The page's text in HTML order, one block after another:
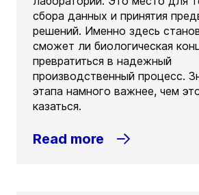
сбора данных и принятия
решений. Именно здесь
сможет ли биологическая
превратиться в надежный
производственный процесс.
этапа намного важнее, чем
казаться.
Read more